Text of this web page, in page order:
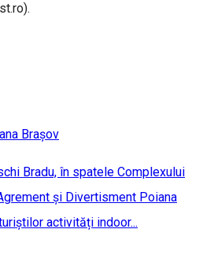
Brașov
Bradu, în spatele Complexului
și Divertisment Poiana
activități indoor...